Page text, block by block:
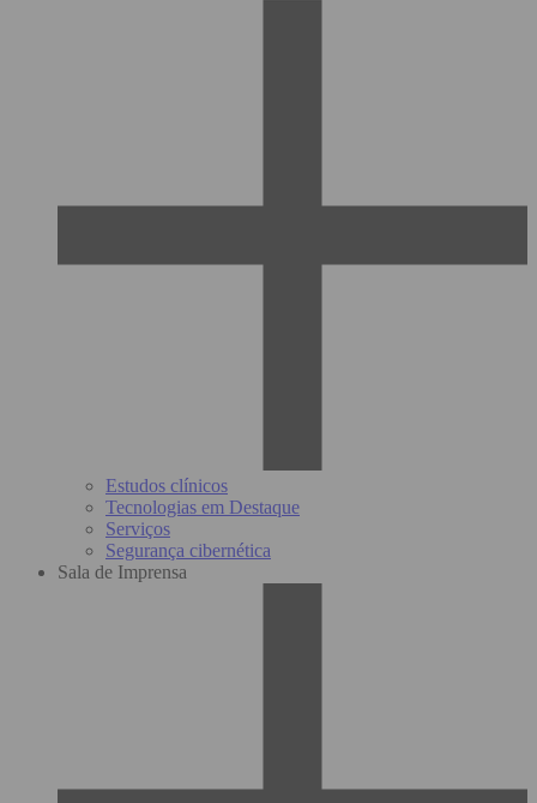
Estudos clínicos
Tecnologias em Destaque
Serviços
Segurança cibernética
Sala de Imprensa